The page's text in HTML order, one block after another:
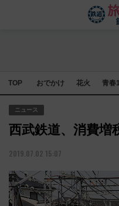
TOP おでかけ 花火 青春
ニュース
西武鉄道、消費増
2019.07.02 15:07